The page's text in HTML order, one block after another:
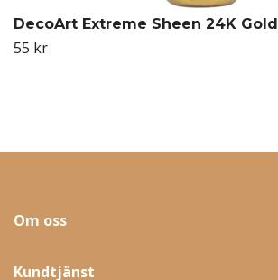
DecoArt Extreme Sheen 24K Gold
55 kr
Om oss
Kundtjänst